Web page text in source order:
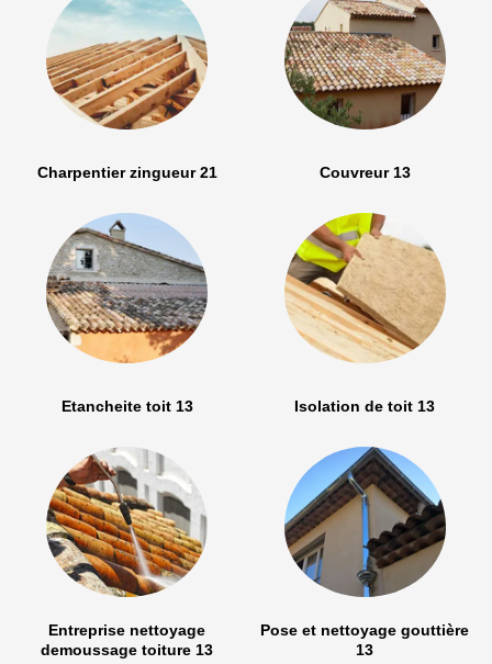
Charpentier zingueur 21 Couvreur 13
Etancheite toit 13 Isolation de toit 13
Entreprise nettoyage
demoussage toiture 13
Pose et nettoyage gouttière
13